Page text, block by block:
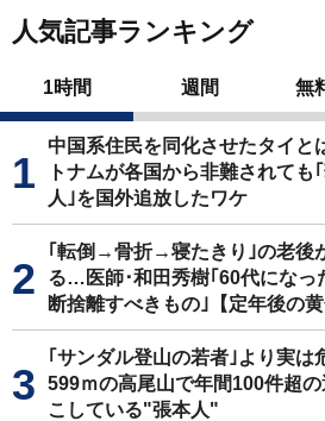
人気記事ランキング
1時間 週間 無
中国系住民を同化させたタイ
トナムが各国から非難されても
人｣を国外追放したワケ
｢転倒→骨折→寝たきり｣の老後
る…医師･和田秀樹｢60代になっ
断捨離すべきもの｣【定年後の黄
｢サンダル登山の若者｣より実
599ｍの高尾山で年間100件超
こしている"張本人"